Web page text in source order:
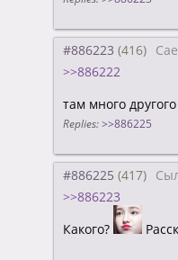
#886223
>>886222
там много
Replies: >>886225
#886225
>>886223
Какого?